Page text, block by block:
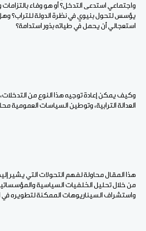
واجتماعي استدعى التدخل؟ أو هو وفاء
يؤسس لتحول بنيوي في نظرة الدولة للتراب؟
استعجالي أن يحمل في طياته بذور استدامة؟
وكيف يمكن إعادة توجيه هذا النوع من
العدالة الترابية، وتوطين السياسات العمومية
هذا المقال محاولة لفهم التحولات التي يشير
من خلال تحليل الخلفيات السياسية
واستشراف السيناريوهات الممكنة لتطويره في